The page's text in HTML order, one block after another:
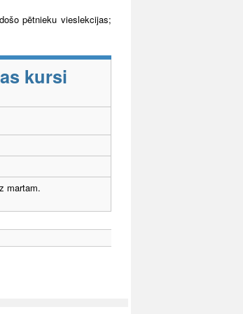
pētnieku vieslekcijas;
kursi
martam.